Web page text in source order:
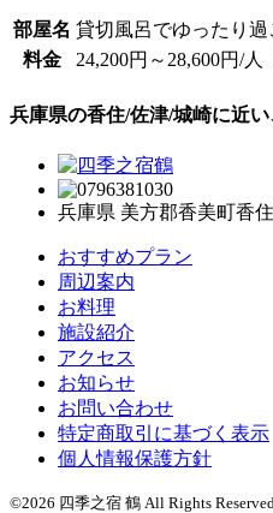
部屋名 貸切風呂でゆったり
料金
24,200円～28,600円/人
兵庫県の香住/佐津/城崎に近
兵庫県 美方郡香美町香
おすすめプラン
周辺案内
お料理
施設紹介
アクセス
お知らせ
お問い合わせ
特定商取引に基づく表示
個人情報保護方針
©2026 四季之宿 鶴 All Rights Reserved.